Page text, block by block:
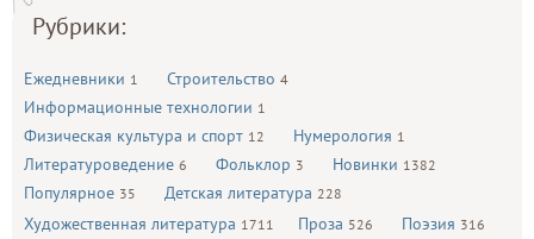
Рубрики:
Ежедневники 1 Строительство 4
Информационные технологии 1
Физическая культура и спорт 12 Нумерология 1
Литературоведение 6 Фольклор 3 Новинки 1382
Популярное 35 Детская литература 228
Художественная литература 1711 Проза 526 Поэзия 316